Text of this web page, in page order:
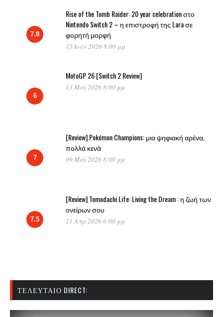
7.8
Rise of the Tomb Raider: 20 year celebration στο
Nintendo Switch 2 – η επιστροφή της Lara σε
φορητή μορφή
15 Ιούν 2026 8:00 μμ
6
MotoGP 26 [Switch 2 Review]
13 Μάι 2026 8:00 μμ
7
[Review] Pokémon Champions: μια ψηφιακή αρένα,
πολλά κενά
09 Μάι 2026 8:00 μμ
7.5
[Review] Tomodachi Life: Living the Dream : η ζωή των
ονείρων σου
21 Απρ 2026 6:00 μμ
ΤΕΛΕΥΤΑΊΟ DIRECT: